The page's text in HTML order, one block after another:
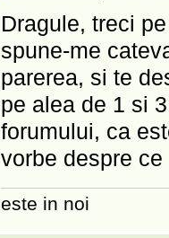
Dragule, treci
spune-me
parerea, si te
pe alea de 1 si
forumului, ca
vorbe despre
este in noi